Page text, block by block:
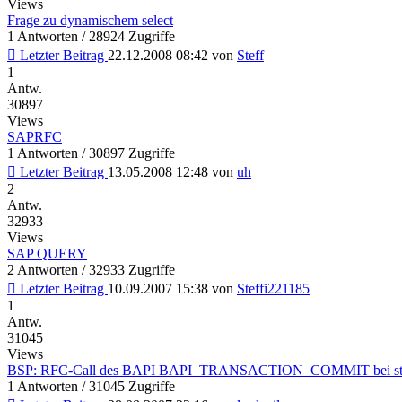
Views
Frage zu dynamischem select
1 Antworten / 28924 Zugriffe
Letzter Beitrag 22.12.2008 08:42 von Steff
1
Antw.
30897
Views
SAPRFC
1 Antworten / 30897 Zugriffe
Letzter Beitrag 13.05.2008 12:48 von uh
2
Antw.
32933
Views
SAP QUERY
2 Antworten / 32933 Zugriffe
Letzter Beitrag 10.09.2007 15:38 von Steffi221185
1
Antw.
31045
Views
BSP: RFC-Call des BAPI BAPI_TRANSACTION_COMMIT bei
1 Antworten / 31045 Zugriffe